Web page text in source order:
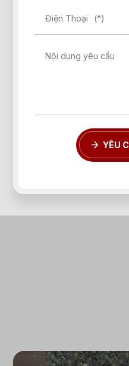
Điện Thoại (*)
Nội dung yêu cầu
YÊU